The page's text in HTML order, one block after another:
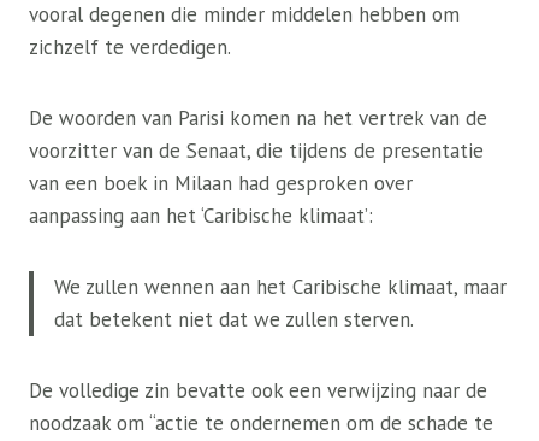
vooral degenen die minder middelen hebben om
zichzelf te verdedigen.
De woorden van Parisi komen na het vertrek van de
voorzitter van de Senaat, die tijdens de presentatie
van een boek in Milaan had gesproken over
aanpassing aan het ‘Caribische klimaat’:
We zullen wennen aan het Caribische klimaat, maar
dat betekent niet dat we zullen sterven.
De volledige zin bevatte ook een verwijzing naar de
noodzaak om “actie te ondernemen om de schade te